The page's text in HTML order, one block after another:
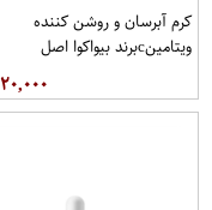
کرم آبرسان و روشن کننده
ویتامینcبرند بیواکوا اصل